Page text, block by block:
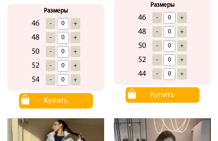
Размеры
46 - +
48 - +
50 - +
52 - +
54 - +
Купить
Размеры
46 - +
48 - +
50 - +
52 - +
44 - +
Купить